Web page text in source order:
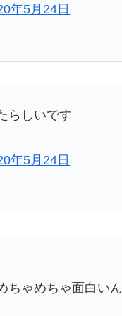
年5月24日
らしいです
年5月24日
ちゃめちゃ面白い